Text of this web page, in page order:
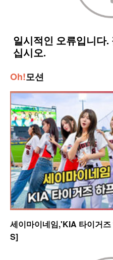
Oh!모션
세이마이네임,'KIA 타이거
S]